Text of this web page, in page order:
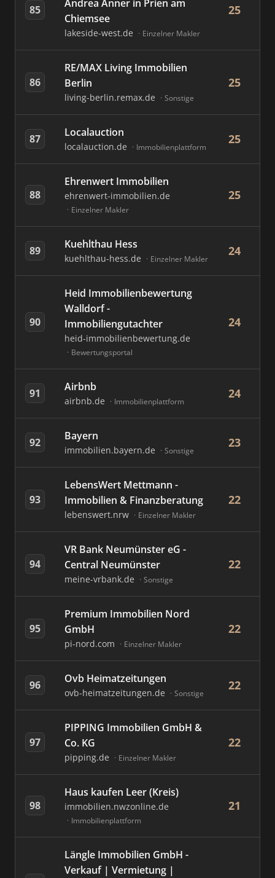
85
Andrea Anner in Prien am
Chiemsee
lakeside-west.de Einzelner Makler
25
86
RE/MAX Living Immobilien
Berlin
living-berlin.remax.de Sonstige
25
87 Localauction
localauction.de Immobilienplattform
25
88
Ehrenwert Immobilien
ehrenwert-immobilien.de
Einzelner Makler
25
89 Kuehlthau Hess
kuehlthau-hess.de Einzelner Makler
24
90
Heid Immobilienbewertung
Walldorf -
Immobiliengutachter
heid-immobilienbewertung.de
Bewertungsportal
24
91 Airbnb
airbnb.de Immobilienplattform
24
92 Bayern
immobilien.bayern.de Sonstige
23
93
LebensWert Mettmann -
Immobilien & Finanzberatung
lebenswert.nrw Einzelner Makler
22
94
VR Bank Neumünster eG -
Central Neumünster
meine-vrbank.de Sonstige
22
95
Premium Immobilien Nord
GmbH
pi-nord.com Einzelner Makler
22
96 Ovb Heimatzeitungen
ovb-heimatzeitungen.de Sonstige
22
97
PIPPING Immobilien GmbH &
Co. KG
pipping.de Einzelner Makler
22
98
Haus kaufen Leer (Kreis)
immobilien.nwzonline.de
Immobilienplattform
21
Längle Immobilien GmbH -
Verkauf | Vermietung |